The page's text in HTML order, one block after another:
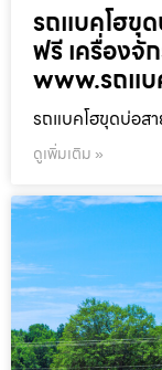
รถแบคโฮขุ
ฟรี เครื่องจั
www.รถแ
รถแบคโฮขุดบ่อสา
ดูเพิ่มเติม »